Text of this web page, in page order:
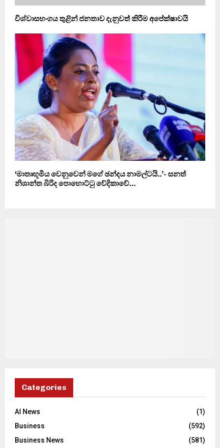
විශ්වාසභංගය තුළින් ජනතාව දැනුවත් කිරීම අපේක්ෂාවයි
‘මාතෘභූමිය වෙනුවෙන් මගේ ඡන්දය නාමල්ටයි..’- සනත්
නිශාන්ත බිරිද පොහොට්ටු වේදිකාවේ…
Categories
AI News
(1)
Business
(592)
Business News
(581)